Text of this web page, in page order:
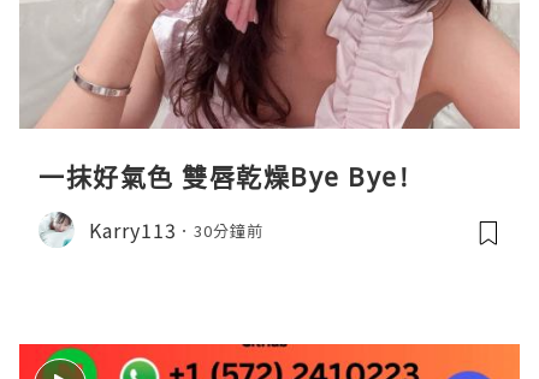
一抹好氣色 雙唇乾燥Bye Bye!
Karry113 30分鐘前